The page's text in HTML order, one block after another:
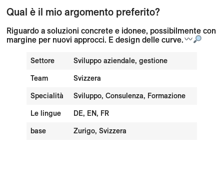
Qual è il mio argomento preferito?
Riguardo a soluzioni concrete e idonee, possibilmente con
margine per nuovi approcci. E design delle curve.
Settore
Sviluppo aziendale, gestione
Team
Svizzera
Specialità
Sviluppo, Consulenza, Formazione
Le lingue
DE, EN, FR
base
Zurigo, Svizzera